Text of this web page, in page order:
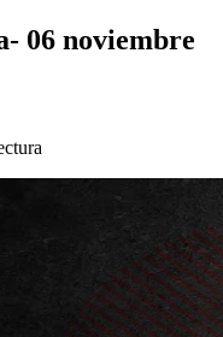
06 noviembre